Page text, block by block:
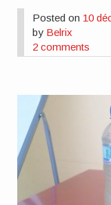
Posted on 10
by Belrix
2 comments